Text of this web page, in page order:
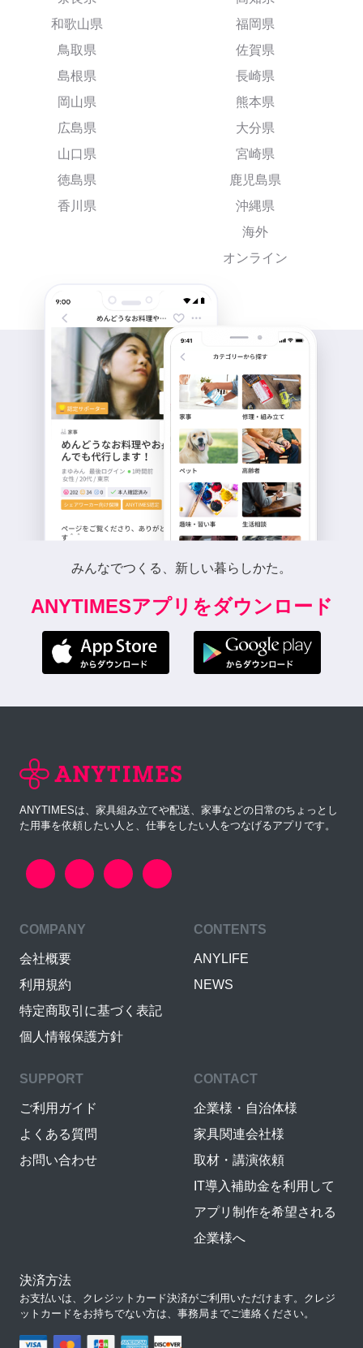
和歌山県
鳥取県
島根県
岡山県
広島県
山口県
徳島県
香川県
福岡県
佐賀県
長崎県
熊本県
大分県
宮崎県
鹿児島県
沖縄県
海外
オンライン
みんなでつくる、新しい暮らしかた。
ANYTIMESアプリをダウンロード
ANYTIMESは、家具組み立てや配送、家事などの日常のちょっとし
た用事を依頼したい人と、仕事をしたい人をつなげるアプリです。
COMPANY
会社概要
利用規約
特定商取引に基づく表記
個人情報保護方針
CONTENTS
ANYLIFE
NEWS
SUPPORT
ご利用ガイド
よくある質問
お問い合わせ
CONTACT
企業様・自治体様
家具関連会社様
取材・講演依頼
IT導入補助金を利用して
アプリ制作を希望される
企業様へ
決済方法
お支払いは、クレジットカード決済がご利用いただけます。クレジ
ットカードをお持ちでない方は、事務局までご連絡ください。